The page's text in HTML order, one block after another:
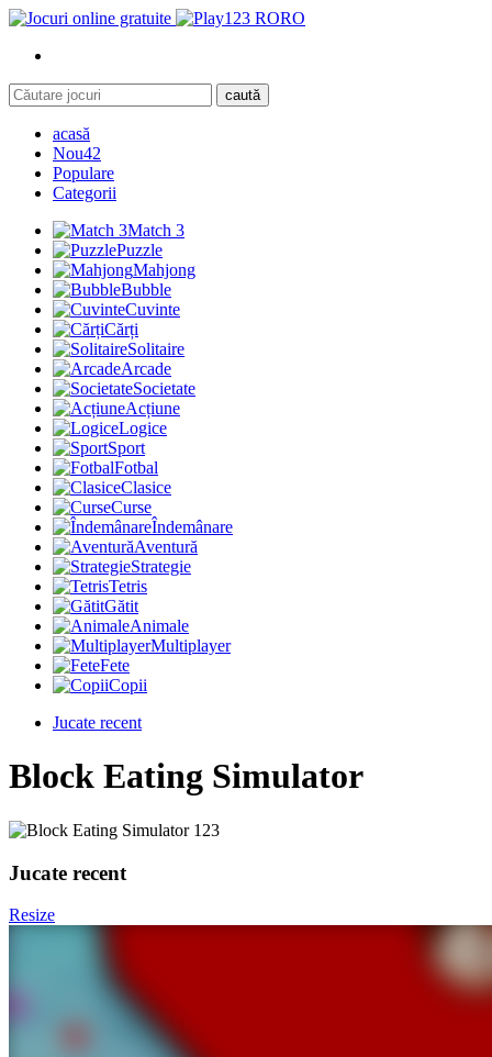
RO
caută
acasă
Nou42
Populare
Categorii
Match 3
Puzzle
Mahjong
Bubble
Cuvinte
Cărți
Solitaire
Arcade
Societate
Acțiune
Logice
Sport
Fotbal
Clasice
Curse
Îndemânare
Aventură
Strategie
Tetris
Gătit
Animale
Multiplayer
Fete
Copii
Jucate recent
Block Eating Simulator
Jucate recent
Resize